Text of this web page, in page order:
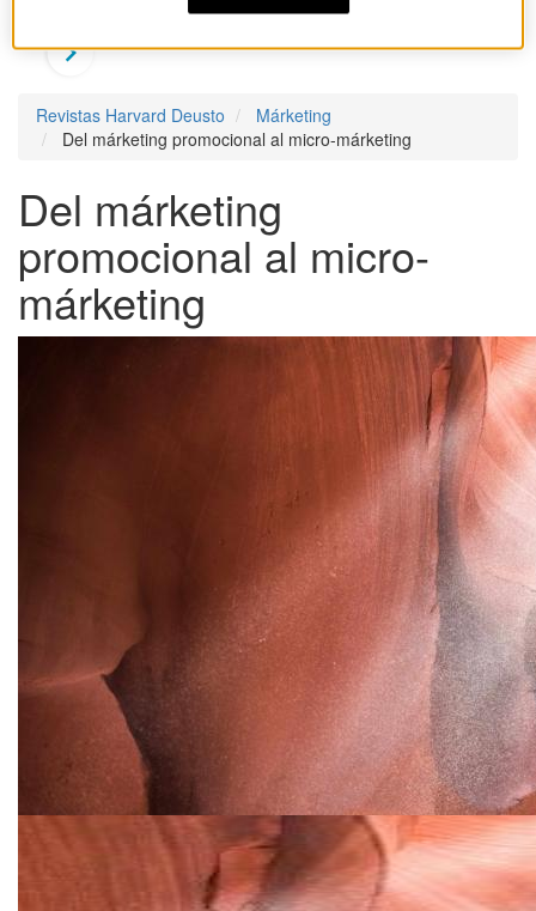
Revistas Harvard Deusto
Márketing
Del márketing promocional al micro-márketing
Del márketing
promocional al micro-
márketing